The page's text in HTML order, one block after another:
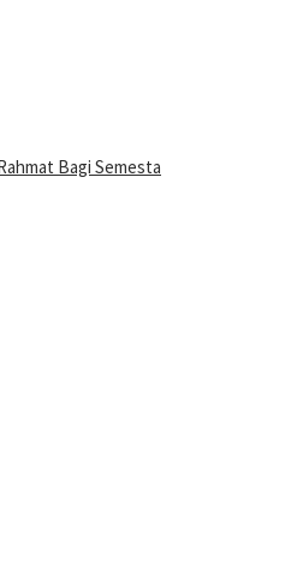
Bagi Semesta